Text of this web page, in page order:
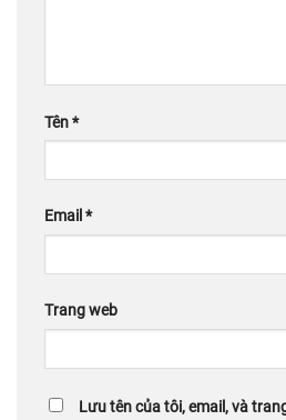
Tên*
Email *
Trang web
Lưu tên của tôi, email, và